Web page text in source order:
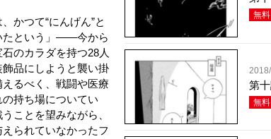
、かつて“にんげん”と
たという」――今から
のカラダを持つ28人
品にしようと襲い掛
るべく、戦闘や医療
持ち場についてい
ことを望みながら、
られていなかったフ
無料
第
無料